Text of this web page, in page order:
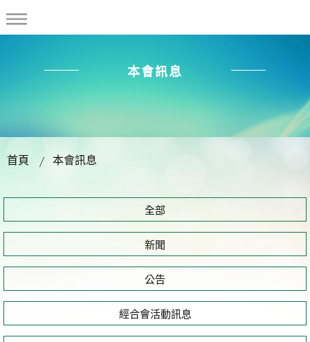
本會訊息
首頁 本會訊息
全部
新聞
公告
經合會活動訊息